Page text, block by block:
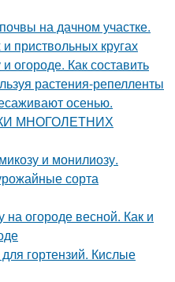
на дачном участке.
приствольных кругах
огороде. Как составить
растения-репелленты
осенью.
МНОГОЛЕТНИХ
и монилиозу.
сорта
на огороде весной. Как и
гортензий. Кислые